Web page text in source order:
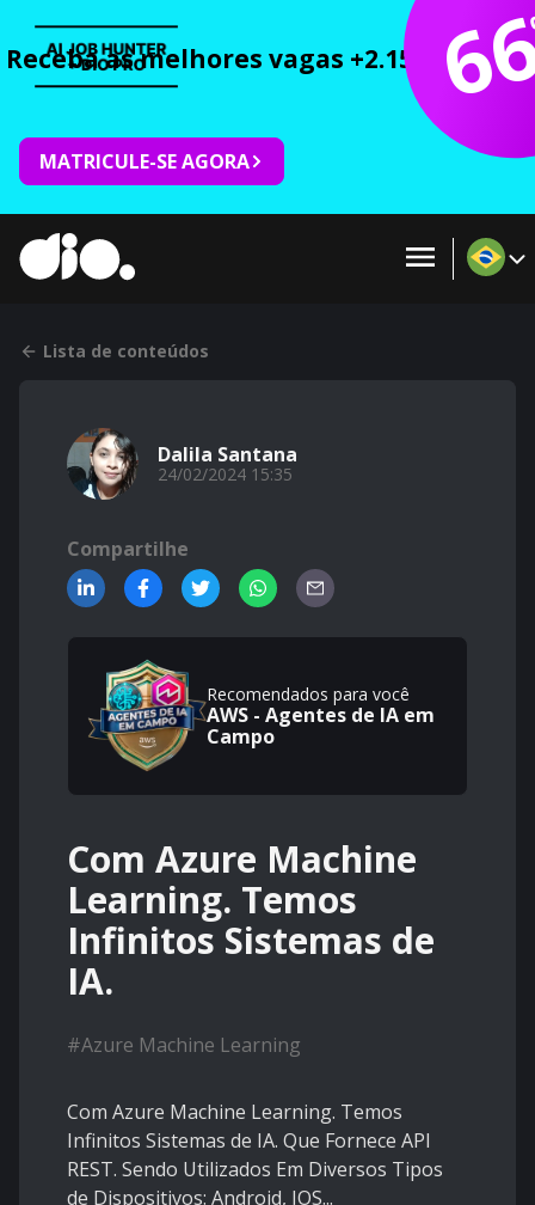
Receba as melhores vagas +2.150 cursos
MATRICULE-SE AGORA
Lista de conteúdos
Dalila Santana
24/02/2024 15:35
Compartilhe
Recomendados para você
AWS - Agentes de IA em
Campo
Com Azure Machine
Learning. Temos
Infinitos Sistemas de
IA.
#Azure Machine Learning
Com Azure Machine Learning. Temos
Infinitos Sistemas de IA. Que Fornece API
REST. Sendo Utilizados Em Diversos Tipos
de Dispositivos: Android, IOS...